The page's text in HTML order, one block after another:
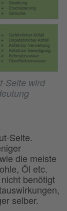
Seite wird
Seite.
die meiste
Öl etc.
benötigt
selber.